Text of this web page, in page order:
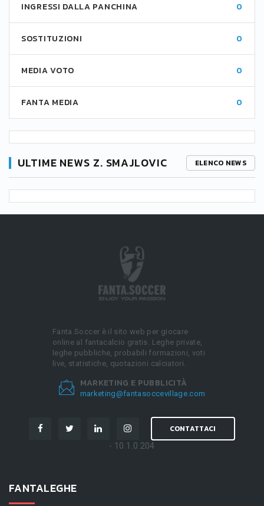
INGRESSI DALLA PANCHINA 0
SOSTITUZIONI 0
MEDIA VOTO 0
FANTA MEDIA 0
ULTIME NEWS Z. SMAJLOVIC ELENCO NEWS
Fanta.Soccer è il sito web per giocare
online al fantacalcio gratis. Leghe private,
leghe pubbliche, probabili formazioni, voti
live, statistiche, quotazioni calciatori.
MARKETING E PUBBLICITÀ
marketing@fantasoccevillage.com
CONTATTACI
- 10.1.0.204
FANTALEGHE